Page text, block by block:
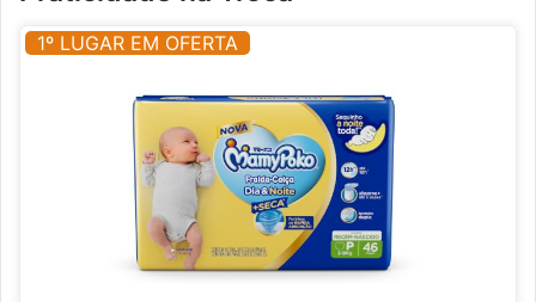
1º LUGAR EM OFERTA